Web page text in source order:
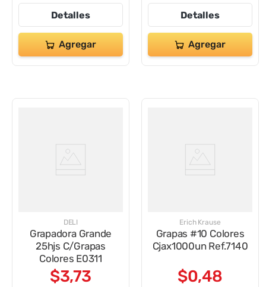
Detalles
Agregar
Detalles
Agregar
DELI
Grapadora Grande
25hjs C/Grapas
Colores E0311
$3,73
Erich Krause
Grapas #10 Colores
Cjax1000un Ref.7140
$0,48